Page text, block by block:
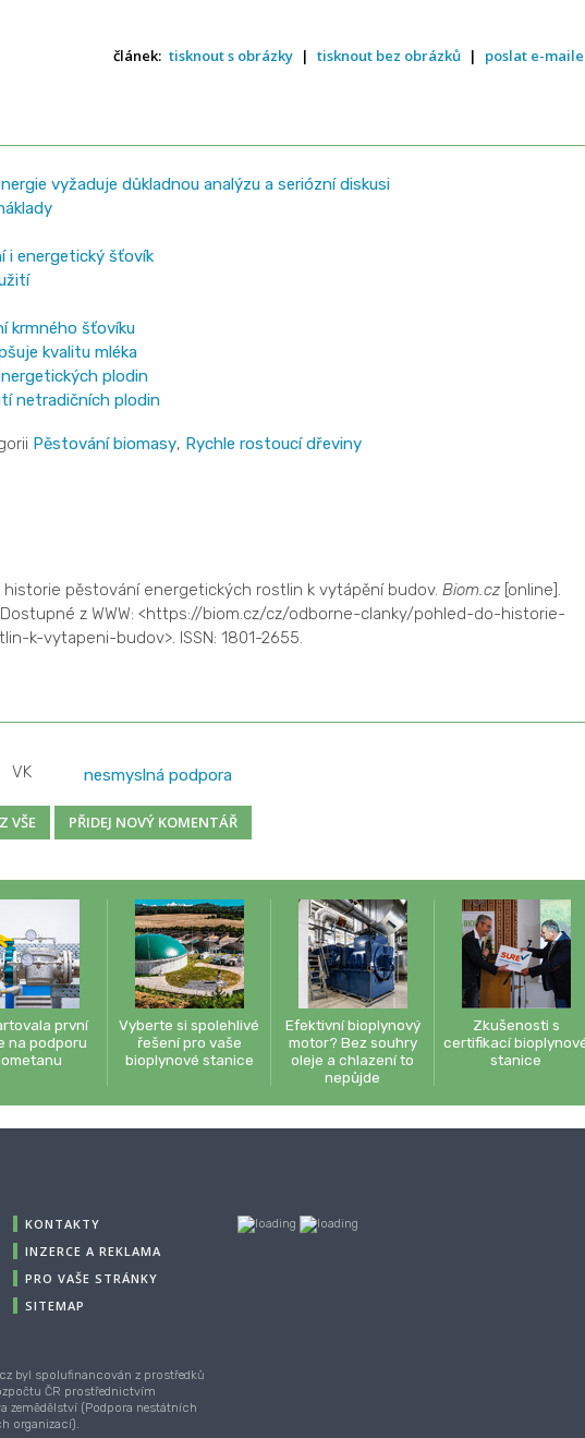
článek: tisknout s obrázky | tisknout bez obrázků | poslat e-
vyžaduje důkladnou analýzu a seriózní diskusi
i energetický šťovík
krmného šťovíku
kvalitu mléka
plodin
netradičních plodin
Pěstování biomasy, Rychle rostoucí dřeviny
historie pěstování energetických rostlin k vytápění budov. Biom.cz[online].
z WWW: <https://biom.cz/cz/odborne-clanky/pohled-do-historie-
k-vytapeni-budov>. ISSN: 1801-2655.
VK nesmyslná podpora
první
na podporu
Vyberte si spolehlivé
řešení pro vaše
bioplynové stanice
Efektivní bioplynový
motor? Bez souhry
oleje a chlazení to
nepůjde
Zkušenosti s
certifikací
stanice
KONTAKTY
INZERCE A REKLAMA
PRO VAŠE STRÁNKY
SITEMAP
byl spolufinancován z prostředků
ČR prostřednictvím
zemědělství (Podpora nestátních
organizací).